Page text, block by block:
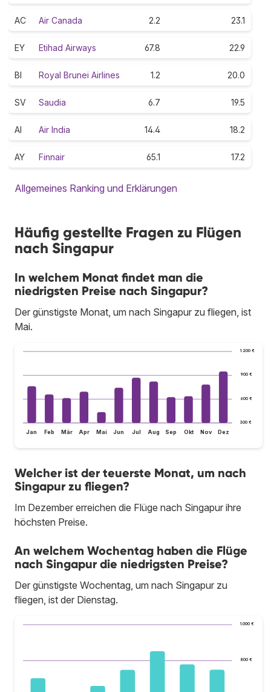
AC Air Canada 2.2 23.1
EY Etihad Airways 67.8 22.9
BI Royal Brunei Airlines 1.2 20.0
SV Saudia 6.7 19.5
AI Air India 14.4 18.2
AY Finnair 65.1 17.2
Allgemeines Ranking und Erklärungen
Häufig gestellte Fragen zu Flügen
nach Singapur
In welchem Monat findet man die
niedrigsten Preise nach Singapur?
Der günstigste Monat, um nach Singapur zu fliegen, ist
Mai.
300 €
600 €
900 €
1.200 €
Jan Feb Mär Apr Mai Jun Jul Aug Sep Okt Nov Dez
Welcher ist der teuerste Monat, um nach
Singapur zu fliegen?
Im Dezember erreichen die Flüge nach Singapur ihre
höchsten Preise.
An welchem Wochentag haben die Flüge
nach Singapur die niedrigsten Preise?
Der günstigste Wochentag, um nach Singapur zu
fliegen, ist der Dienstag.
800 €
1.000 €